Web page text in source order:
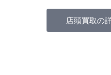
店頭買取の